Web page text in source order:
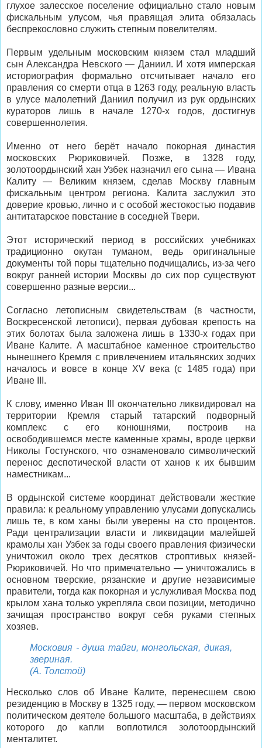
глухое залесское поселение официально стало новым
фискальным улусом, чья правящая элита обязалась
беспрекословно служить степным повелителям.
Первым удельным московским князем стал младший
сын Александра Невского — Даниил. И хотя имперская
историография формально отсчитывает начало его
правления со смерти отца в 1263 году, реальную власть
в улусе малолетний Даниил получил из рук ордынских
кураторов лишь в начале 1270-х годов, достигнув
совершеннолетия.
Именно от него берёт начало покорная династия
московских Рюриковичей. Позже, в 1328 году,
золотоордынский хан Узбек назначил его сына — Ивана
Калиту — Великим князем, сделав Москву главным
фискальным центром региона. Калита заслужил это
доверие кровью, лично и с особой жестокостью подавив
антитатарское повстание в соседней Твери.
Этот исторический период в российских учебниках
традиционно окутан туманом, ведь оригинальные
документы той поры тщательно подчищались, из-за чего
вокруг ранней истории Москвы до сих пор существуют
совершенно разные версии...
Согласно летописным свидетельствам (в частности,
Воскресенской летописи), первая дубовая крепость на
этих болотах была заложена лишь в 1330-х годах при
Иване Калите. А масштабное каменное строительство
нынешнего Кремля с привлечением итальянских зодчих
началось и вовсе в конце XV века (с 1485 года) при
Иване III.
К слову, именно Иван III окончательно ликвидировал на
территории Кремля старый татарский подворный
комплекс с его конюшнями, построив на
освободившемся месте каменные храмы, вроде церкви
Николы Гостунского, что ознаменовало символический
перенос деспотической власти от ханов к их бывшим
наместникам...
В ордынской системе координат действовали жесткие
правила: к реальному управлению улусами допускались
лишь те, в ком ханы были уверены на сто процентов.
Ради централизации власти и ликвидации малейшей
крамолы хан Узбек за годы своего правления физически
уничтожил около трех десятков строптивых князей-
Рюриковичей. Но что примечательно — уничтожались в
основном тверские, рязанские и другие независимые
правители, тогда как покорная и услужливая Москва под
крылом хана только укрепляла свои позиции, методично
зачищая пространство вокруг себя руками степных
хозяев.
Московия - душа тайги, монгольская, дикая,
звериная.
(А. Толстой)
Несколько слов об Иване Калите, перенесшем свою
резиденцию в Москву в 1325 году, — первом московском
политическом деятеле большого масштаба, в действиях
которого до капли воплотился золотоордынский
менталитет.